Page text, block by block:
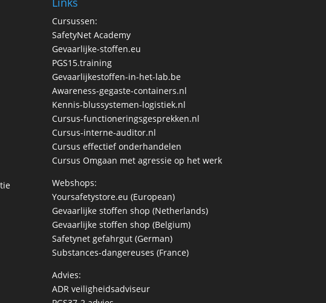
Cursussen:
SafetyNet Academy
Gevaarlijke-stoffen.eu
PGS15.training
Gevaarlijkestoffen-in-het-lab.be
Awareness-gegaste-containers.nl
Kennis-blussystemen-logistiek.nl
Cursus-functioneringsgesprekken.nl
Cursus-interne-auditor.nl
Cursus effectief onderhandelen
Cursus Omgaan met agressie op het werk
Webshops:
Yoursafetystore.eu (European)
Gevaarlijke stoffen shop (Netherlands)
Gevaarlijke stoffen shop (Belgium)
Safetynet gefahrgut(German)
Substances-dangereuses (France)
Advies:
ADR veiligheidsadviseur